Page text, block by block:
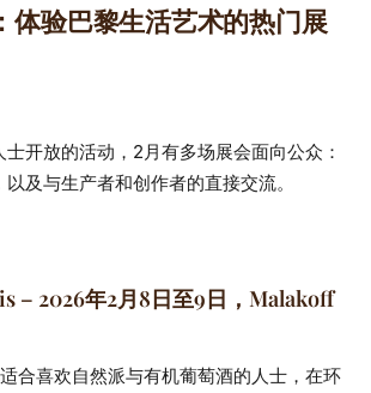
体验巴黎生活艺术的热门展
开放的活动，2月有多场展会面向公众：
及与生产者和创作者的直接交流。
– 2026年2月8日至9日，Malakoff
适合喜欢自然派与有机葡萄酒的人士，在环